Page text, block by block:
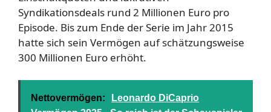
Syndikationsdeals rund 2 Millionen Euro pro
Episode. Bis zum Ende der Serie im Jahr 2015
hatte sich sein Vermögen auf schätzungsweise
300 Millionen Euro erhöht.
Nettovermögen:
Leonardo DiCaprio